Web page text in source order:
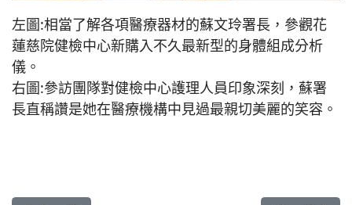
左圖:相當了解各項醫療器材的蘇文玲署長，參觀花
蓮慈院健檢中心新購入不久最新型的身體組成分析
儀。
右圖:參訪團隊對健檢中心護理人員印象深刻，蘇署
長直稱讚是她在醫療機構中見過最親切美麗的笑容。